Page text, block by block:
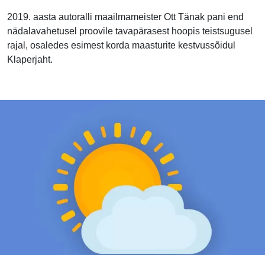
2019. aasta autoralli maailmameister Ott Tänak pani end
nädalavahetusel proovile tavapärasest hoopis teistsugusel
rajal, osaledes esimest korda maasturite kestvussõidul
Klaperjaht.